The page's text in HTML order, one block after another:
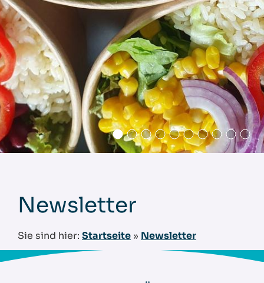
Newsletter
Sie sind hier: Startseite » Newsletter